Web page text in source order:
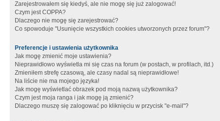
Zarejestrowałem się kiedyś, ale nie mogę się już zalogować!
Czym jest COPPA?
Dlaczego nie mogę się zarejestrować?
Co spowoduje "Usunięcie wszystkich cookies utworzonych przez forum"?
Preferencje i ustawienia użytkownika
Jak mogę zmienić moje ustawienia?
Nieprawidłowo wyświetla mi się czas na forum (w postach, w profilach, itd.)
Zmieniłem strefę czasową, ale czasy nadal są nieprawidłowe!
Na liście nie ma mojego języka!
Jak mogę wyświetlać obrazek pod moją nazwą użytkownika?
Czym jest moja ranga i jak mogę ją zmienić?
Dlaczego muszę się zalogować po kliknięciu w przycisk "e-mail"?